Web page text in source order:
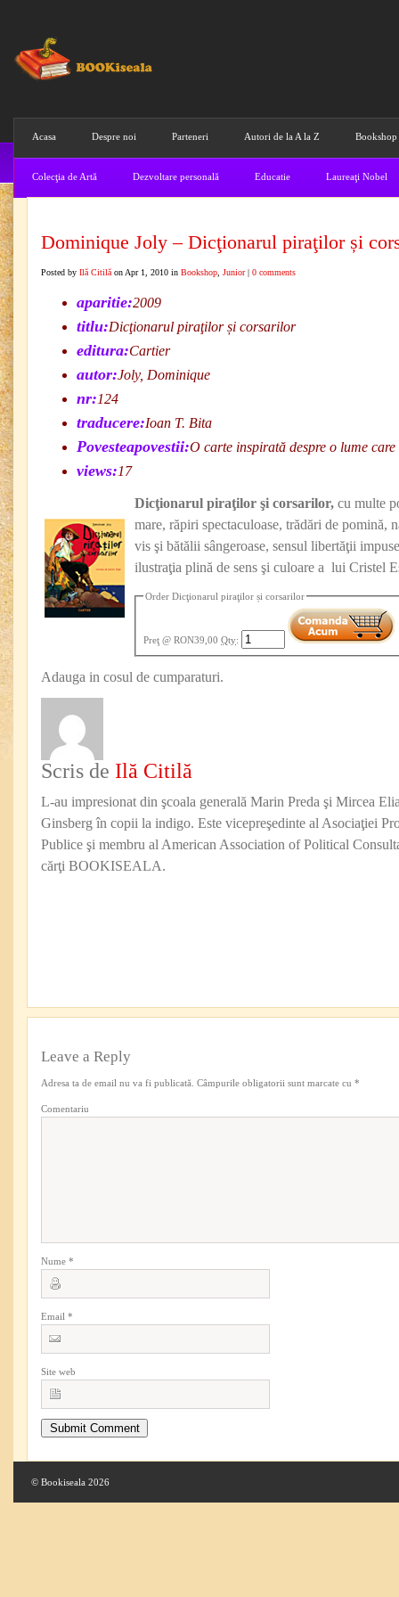
Acasa Despre noi Parteneri Autori de la A la Z Bookshop
Colecţia de Artă Dezvoltare personală Educatie Laureaţi Nobel
Dominique Joly – Dicţionarul piraţilor și
Posted by Ilă Citilă on Apr 1, 2010 in Bookshop Junior| 0 comments
aparitie:2009
titlu:Dicţionarul piraţilor și corsarilor
editura:Cartier
autor:Joly, Dominique
nr:124
traducere:Ioan T. Bita
Povesteapovestii:O carte inspirată despre o lume
views:17
Dicţionarul piraţilor şi corsarilor, cu multe
mare, răpiri spectaculoase, trădări de pomină,
vis şi bătălii sângeroase, sensul libertăţii
ilustraţia plină de sens şi culoare a lui Cristel
Order Dicţionarul piraţilor și corsarilor
Preţ@ RON39,00 Qty:
Adauga in cosul de cumparaturi.
Scris de Ilă Citilă
L-au impresionat din şcoala generală Marin Preda şi Mircea
Ginsberg în copii la indigo. Este vicepreşedinte al Asociaţiei
Publice şi membru al American Association of Political
cărţi BOOKISEALA.
Leave a Reply
Adresa ta de email nu va fi publicată. Câmpurile obligatorii sunt marcate cu *
Comentariu
Nume *
Email *
Site web
© Bookiseala 2026